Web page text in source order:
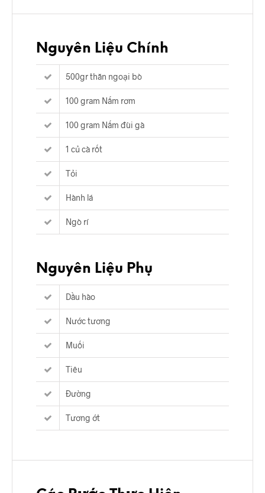
Nguyên Liệu Chính
500gr thăn ngoại bò
100 gram Nấm rơm
100 gram Nấm đùi gà
1 củ cà rốt
Tỏi
Hành lá
Ngò rí
Nguyên Liệu Phụ
Dầu hào
Nước tương
Muối
Tiêu
Đường
Tương ớt